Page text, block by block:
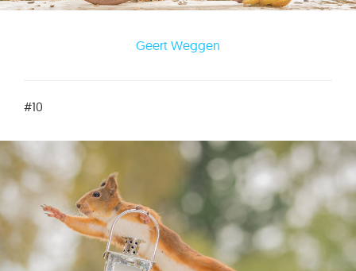
Geert Weggen
#10